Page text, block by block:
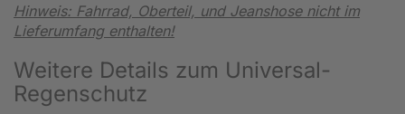
Hinweis: Fahrrad, Oberteil, und Jeanshose nicht im
Lieferumfang enthalten!
Weitere Details zum Universal-
Regenschutz